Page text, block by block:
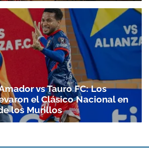
vs Tauro FC: Los
el Clásico Nacional en
los Murillos